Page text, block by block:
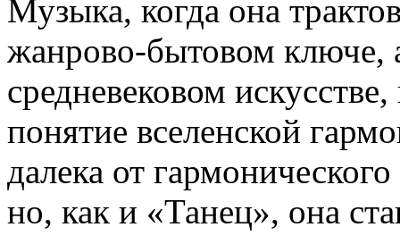
Музыка, когда она
жанрово-бытовом ключе,
средневековом
понятие вселенской
далека от
но, как и «Танец», она